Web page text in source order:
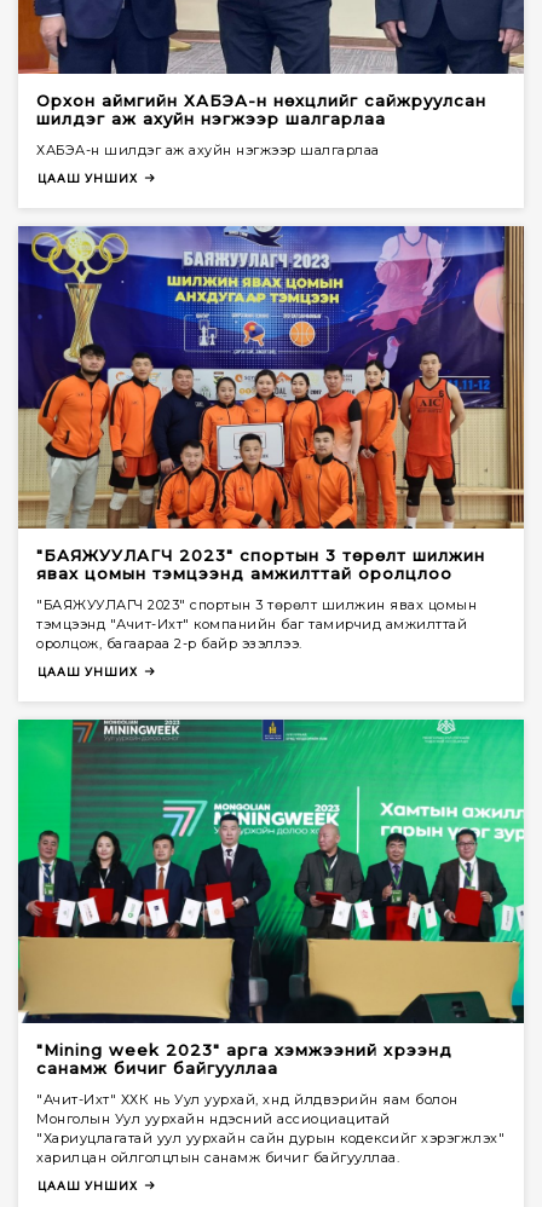
Орхон аймгийн ХАБЭА-н нөхцлийг сайжруулсан
шилдэг аж ахуйн нэгжээр шалгарлаа
ХАБЭА-н шилдэг аж ахуйн нэгжээр шалгарлаа
ЦААШ УНШИХ
"БАЯЖУУЛАГЧ 2023" спортын 3 төрөлт шилжин
явах цомын тэмцээнд амжилттай оролцлоо
"БАЯЖУУЛАГЧ 2023" спортын 3 төрөлт шилжин явах цомын
тэмцээнд "Ачит-Ихт" компанийн баг тамирчид амжилттай
оролцож, багаараа 2-р байр эзэллээ.
ЦААШ УНШИХ
"Mining week 2023" арга хэмжээний хүрээнд
санамж бичиг байгууллаа
"Ачит-Ихт" ХХК нь Уул уурхай, хүнд үйлдвэрийн яам болон
Монголын Уул уурхайн үндэсний ассиоциацитай
"Хариуцлагатай уул уурхайн сайн дурын кодексийг хэрэгжүүлэх"
харилцан ойлголцлын санамж бичиг байгууллаа.
ЦААШ УНШИХ